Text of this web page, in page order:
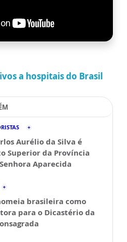
a hospitais do Brasil
Aurélio da Silva é
Superior da Província
Aparecida
brasileira como
para o Dicastério da